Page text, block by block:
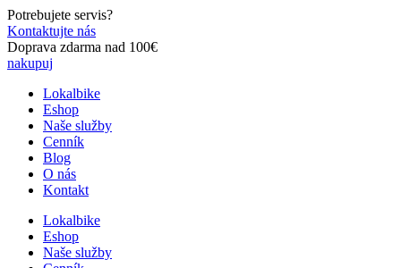
Preskočiť
na
obsah
Potrebujete servis?
Kontaktujte nás
Doprava zdarma nad 100€
nakupuj
Lokalbike
Eshop
Naše služby
Cenník
Blog
O nás
Kontakt
Lokalbike
Eshop
Naše služby